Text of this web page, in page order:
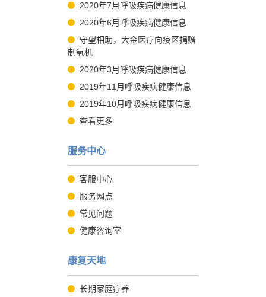
2020年7月呼吸疾病健康信息
2020年6月呼吸疾病健康信息
守望相助，大金医疗向疫区捐赠
制氧机
2020年3月呼吸疾病健康信息
2019年11月呼吸疾病健康信息
2019年10月呼吸疾病健康信息
查看更多
服务中心
客服中心
服务网点
常见问题
健康咨询室
康复天地
长期家庭疗养